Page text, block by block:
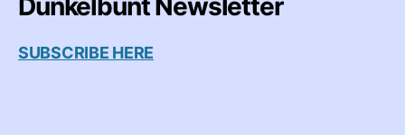
SUBSCRIBE HERE